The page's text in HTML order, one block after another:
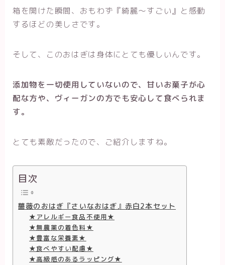
箱を開けた瞬間、おもわず『綺麗～すごい』と感動
するほどの美しさです。
そして、このおはぎは身体にとても優しいんです。
添加物を一切使用していないので、甘いお菓子が心
配な方や、ヴィーガンの方でも安心して食べられま
す。
とても素敵だったので、ご紹介しますね。
目次
薔薇のおはぎ『さいなおはぎ』赤白2本セット
★アレルギー食品不使用★
★無農薬の着色料★
★豊富な栄養素★
★食べやすい配慮★
★高級感のあるラッピング★